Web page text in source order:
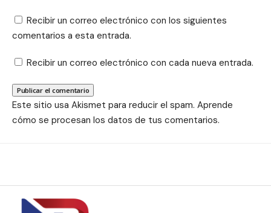
Recibir un correo electrónico con los siguientes
comentarios a esta entrada.
Recibir un correo electrónico con cada nueva entrada.
Este sitio usa Akismet para reducir el spam. Aprende
cómo se procesan los datos de tus comentarios.